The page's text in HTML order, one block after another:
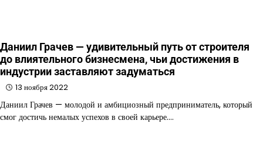
Даниил Грачев — удивительный путь от строителя
до влиятельного бизнесмена, чьи достижения в
индустрии заставляют задуматься
13 ноября 2022
Даниил Грачев — молодой и амбициозный предприниматель, который
смог достичь немалых успехов в своей карьере.…